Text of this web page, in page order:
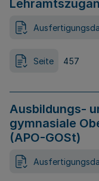
Seite 457
Ausbildungs-
gymnasiale
(APO-GOSt)